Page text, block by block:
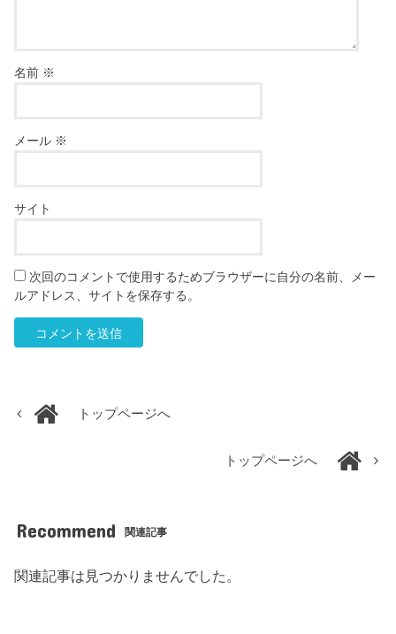
名前 ※
メール ※
サイト
次回のコメントで使用するためブラウザーに自分の名前、メー
ルアドレス、サイトを保存する。
トップページへ
トップページへ
Recommend 関連記事
関連記事は見つかりませんでした。